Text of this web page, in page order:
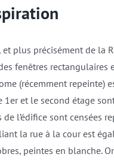
et plus précisément de la
fenêtres rectangulaires
(récemment repeinte)
1er et le second étage
l’édifice sont censées
la rue à la cour est
peintes en blanche.